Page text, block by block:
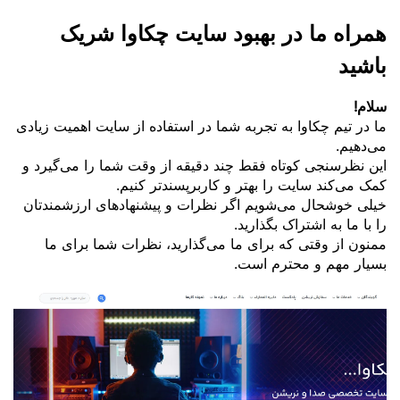
همراه ما در بهبود سایت چکاوا شریک
باشید
سلام!
ما در تیم چکاوا به تجربه شما در استفاده از سایت اهمیت زیادی
می‌دهیم.
این نظرسنجی کوتاه فقط چند دقیقه از وقت شما را می‌گیرد و
کمک می‌کند سایت را بهتر و کاربرپسندتر کنیم.
خیلی خوشحال می‌شویم اگر نظرات و پیشنهادهای ارزشمندتان
را با ما به اشتراک بگذارید.
ممنون از وقتی که برای ما می‌گذارید، نظرات شما برای ما
بسیار مهم و محترم است.